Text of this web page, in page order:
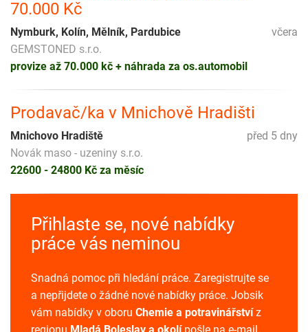
70.000 Kč
včera
Nymburk, Kolín, Mělník, Pardubice
GEMSTONED s.r.o.
provize až 70.000 kč + náhrada za os.automobil
Prodavač/ka v Mnichově Hradišti
před 5 dny
Mnichovo Hradiště
Novák maso - uzeniny s.r.o.
22600 - 24800 Kč za měsíc
Přihlaste se, nové nabídky
práce vás neminou
Snadná pomoc při hledání práce. Zaregistrujte se
a nepřijdete o žádné nové nabídky práce. Jobsik
vám nabídky v oboru Chemie a potravinářstvíz
regionu Mladá Boleslav a okolípošle na e-mail.